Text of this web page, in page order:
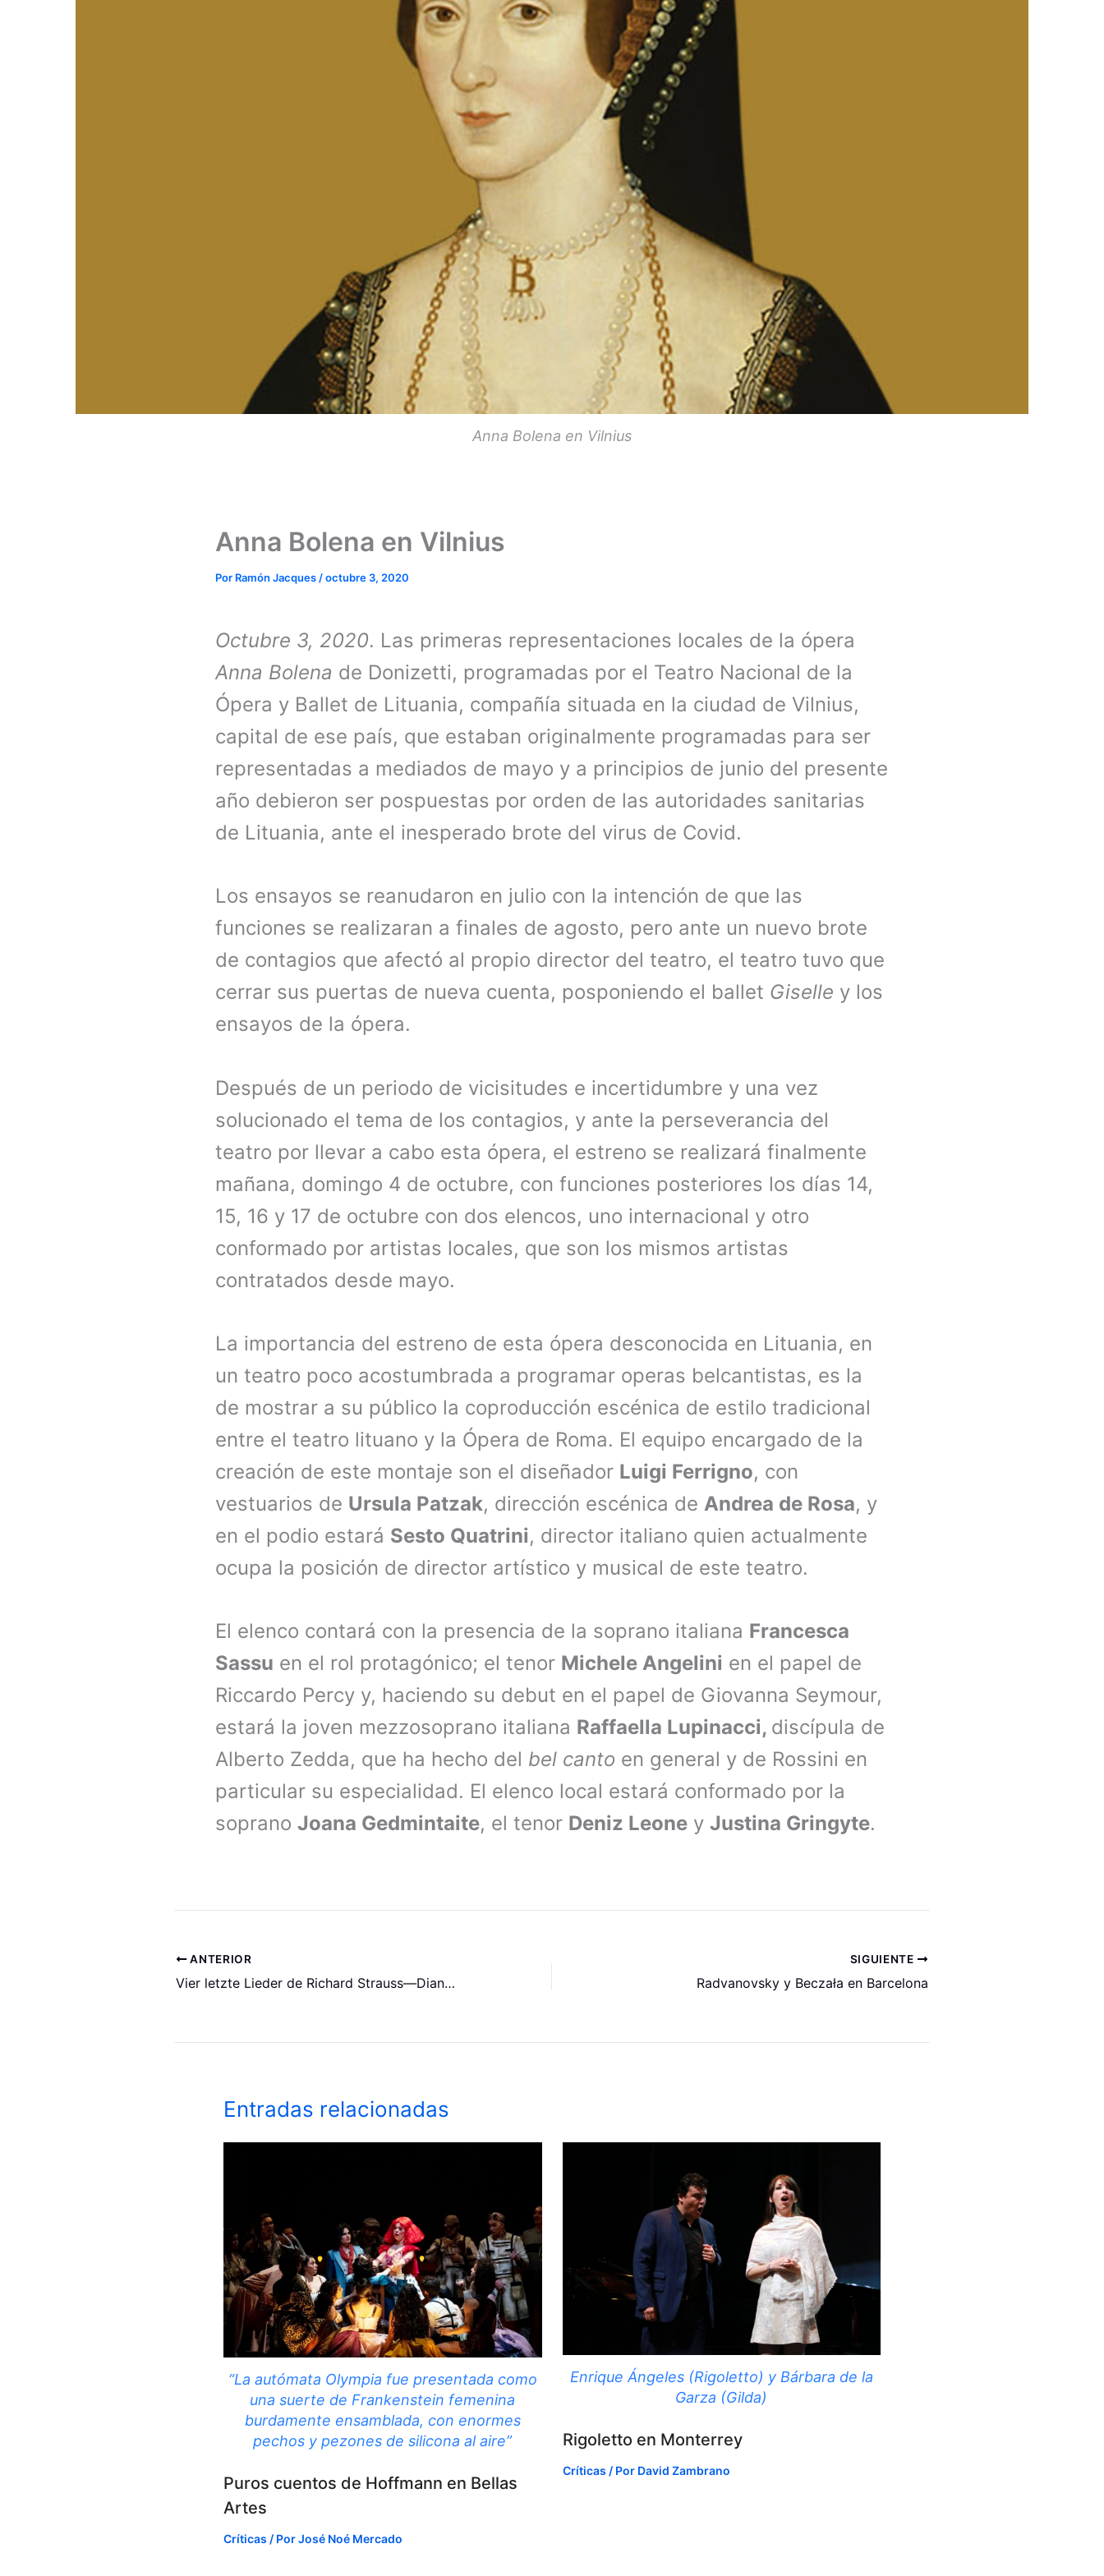
Anna Bolena en Vilnius
Anna Bolena en Vilnius
Por Ramón Jacques /octubre 3, 2020
Octubre 3, 2020. Las primeras representaciones locales de la ópera
Anna Bolena de Donizetti, programadas por el Teatro Nacional de la
Ópera y Ballet de Lituania, compañía situada en la ciudad de Vilnius,
capital de ese país, que estaban originalmente programadas para ser
representadas a mediados de mayo y a principios de junio del presente
año debieron ser pospuestas por orden de las autoridades sanitarias
de Lituania, ante el inesperado brote del virus de Covid.
Los ensayos se reanudaron en julio con la intención de que las
funciones se realizaran a finales de agosto, pero ante un nuevo brote
de contagios que afectó al propio director del teatro, el teatro tuvo que
cerrar sus puertas de nueva cuenta, posponiendo el ballet Giselle y los
ensayos de la ópera.
Después de un periodo de vicisitudes e incertidumbre y una vez
solucionado el tema de los contagios, y ante la perseverancia del
teatro por llevar a cabo esta ópera, el estreno se realizará finalmente
mañana, domingo 4 de octubre, con funciones posteriores los días 14,
15, 16 y 17 de octubre con dos elencos, uno internacional y otro
conformado por artistas locales, que son los mismos artistas
contratados desde mayo.
La importancia del estreno de esta ópera desconocida en Lituania, en
un teatro poco acostumbrada a programar operas belcantistas, es la
de mostrar a su público la coproducción escénica de estilo tradicional
entre el teatro lituano y la Ópera de Roma. El equipo encargado de la
creación de este montaje son el diseñador Luigi Ferrigno, con
vestuarios de Ursula Patzak, dirección escénica de Andrea de Rosa, y
en el podio estará Sesto Quatrini, director italiano quien actualmente
ocupa la posición de director artístico y musical de este teatro.
El elenco contará con la presencia de la soprano italiana Francesca
Sassu en el rol protagónico; el tenor Michele Angelini en el papel de
Riccardo Percy y, haciendo su debut en el papel de Giovanna Seymour,
estará la joven mezzosoprano italiana Raffaella Lupinacci, discípula de
Alberto Zedda, que ha hecho del bel canto en general y de Rossini en
particular su especialidad. El elenco local estará conformado por la
soprano Joana Gedmintaite, el tenor Deniz Leone y Justina Gringyte.
ANTERIOR
Vier letzte Lieder de Richard Strauss—Diana Damrau
SIGUIENTE
Radvanovsky y Beczała en Barcelona
Entradas relacionadas
“La autómata Olympia fue presentada como
una suerte de Frankenstein femenina
burdamente ensamblada, con enormes
pechos y pezones de silicona al aire”
Puros cuentos de Hoffmann en Bellas
Artes
Críticas / PorJosé Noé Mercado
Enrique Ángeles (Rigoletto) y Bárbara de la
Garza (Gilda)
Rigoletto en Monterrey
Críticas / Por David Zambrano